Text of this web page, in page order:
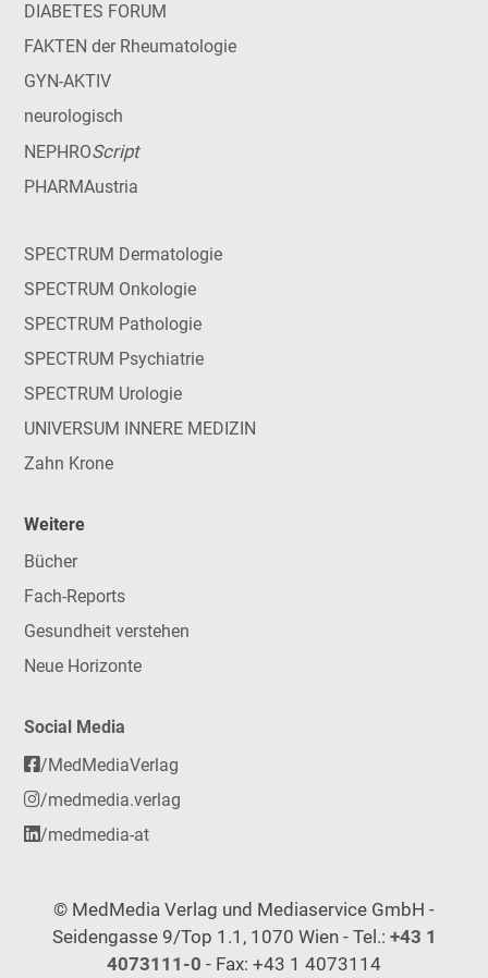
DIABETES FORUM
FAKTEN der Rheumatologie
GYN-AKTIV
neurologisch
NEPHROScript
PHARMAustria
SPECTRUM Dermatologie
SPECTRUM Onkologie
SPECTRUM Pathologie
SPECTRUM Psychiatrie
SPECTRUM Urologie
UNIVERSUM INNERE MEDIZIN
Zahn Krone
Weitere
Bücher
Fach-Reports
Gesundheit verstehen
Neue Horizonte
Social Media
/MedMediaVerlag
/medmedia.verlag
/medmedia-at
© MedMedia Verlag und Mediaservice GmbH -
Seidengasse 9/Top 1.1, 1070 Wien - Tel.: +43 1
4073111-0 - Fax: +43 1 4073114